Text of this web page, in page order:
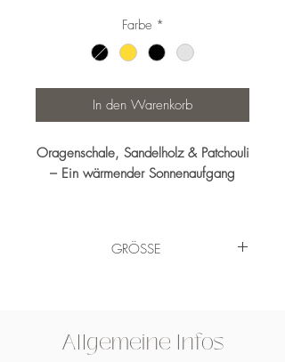
Farbe *
In den Warenkorb
Oragenschale, Sandelholz & Patchouli
– Ein wärmender Sonnenaufgang
GRÖSSE
Allgemeine Infos